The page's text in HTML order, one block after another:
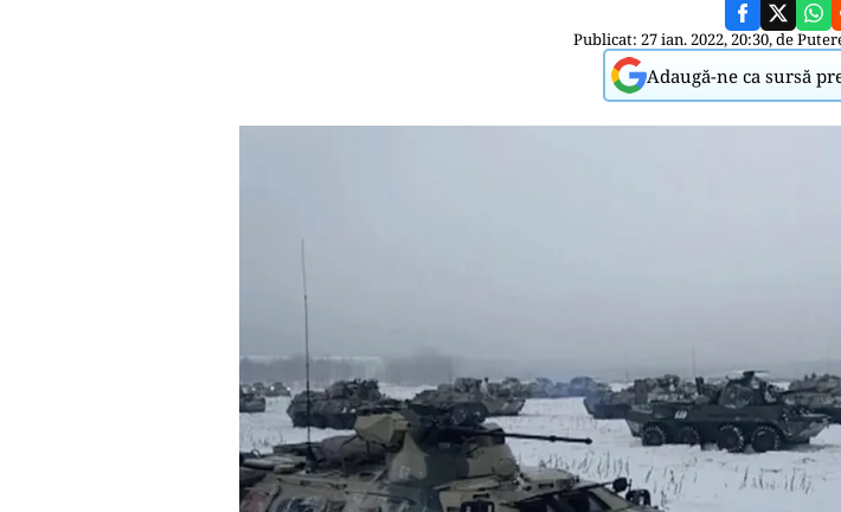
Publicat: 27 ian. 2022, 20:30, de
Adaugă-ne ca sursă